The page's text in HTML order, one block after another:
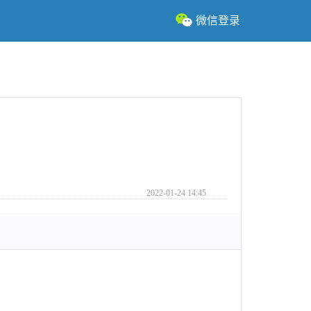
微信登录
2022-01-24 14:45